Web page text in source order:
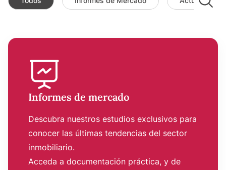
Informes de mercado
Descubra nuestros estudios exclusivos para
conocer las últimas tendencias del sector
inmobiliario.
Acceda a documentación práctica, y de